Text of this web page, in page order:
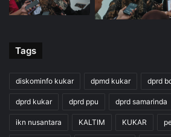
Tags
diskominfo kukar dpmd kukar dprd
dprd kukar dprd ppu dprd samarinda
ikn nusantara KALTIM KUKAR